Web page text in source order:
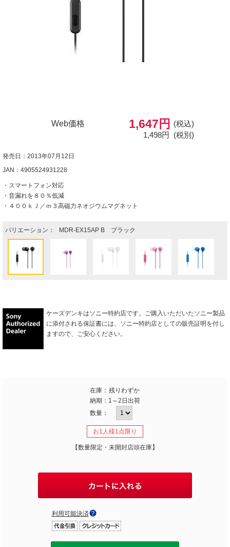
Web価格 1,647円
(税込)
1,498円 (税別)
発売日：2013年07月12日
JAN：4905524931228
・スマートフォン対応
・音漏れを８０％低減
・４００ｋＪ／ｍ３高磁力ネオジウムマグネット
バリエーション： MDR-EX15AP B ブラック
ケーズデンキはソニー特約店です。ご購入いただいたソニー製品
に添付される保証書には、ソニー特約店としての販売証明を付し
ますので、ご安心ください。
在庫： 残りわずか
納期： 1～2日出荷
数量：
お1人様1点限り
【数量限定・未開封店頭在庫】
利用可能決済